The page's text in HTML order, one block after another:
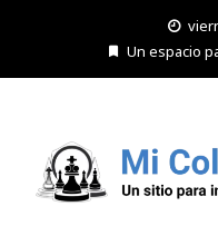
Un espacio